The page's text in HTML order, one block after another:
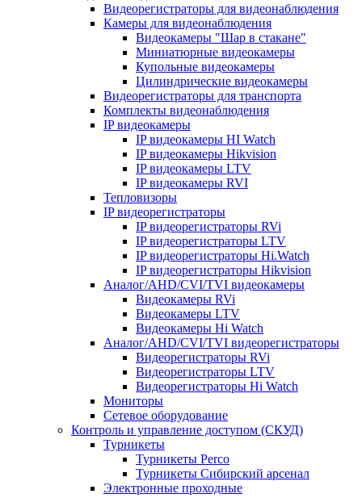
Видеорегистраторы для видеонаблюдения
Камеры для видеонаблюдения
Видеокамеры "Шар в стакане"
Миниатюрные видеокамеры
Купольные видеокамеры
Цилиндрические видеокамеры
Видеорегистраторы для транспорта
Комплекты видеонаблюдения
IP видеокамеры
IP видеокамеры HI Watch
IP видеокамеры Hikvision
IP видеокамеры LTV
IP видеокамеры RVI
Тепловизоры
IP видеорегистраторы
IP видеорегистраторы RVi
IP видеорегистраторы LTV
IP видеорегистраторы Hi.Watch
IP видеорегистраторы Hikvision
Аналог/AHD/CVI/TVI видеокамеры
Видеокамеры RVi
Видеокамеры LTV
Видеокамеры Hi Watch
Аналог/AHD/CVI/TVI видеорегистраторы
Видеорегистраторы RVi
Видеорегистраторы LTV
Видеорегистраторы Hi Watch
Мониторы
Сетевое оборудование
Контроль и управление доступом (СКУД)
Турникеты
Турникеты Perco
Турникеты Сибирский арсенал
Электронные проходные